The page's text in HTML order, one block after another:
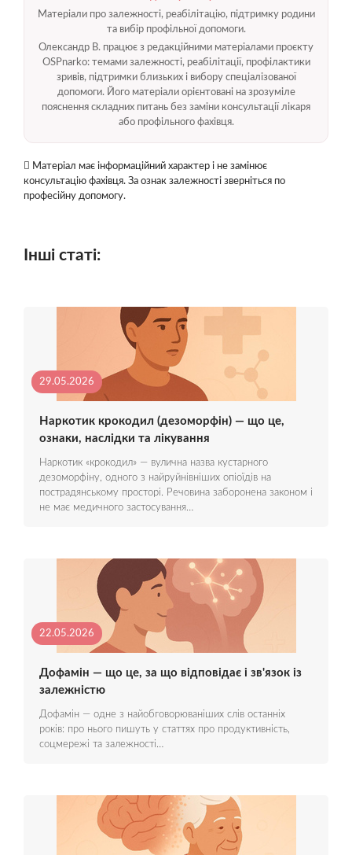
Матеріали про залежності, реабілітацію, підтримку родини
та вибір профільної допомоги.
Олександр В. працює з редакційними матеріалами проєкту
OSPnarko: темами залежності, реабілітації, профілактики
зривів, підтримки близьких і вибору спеціалізованої
допомоги. Його матеріали орієнтовані на зрозуміле
пояснення складних питань без заміни консультації лікаря
або профільного фахівця.
Матеріал має інформаційний характер і не замінює
консультацію фахівця. За ознак залежності зверніться по
професійну допомогу.
Інші статі:
29.05.2026
Наркотик крокодил (дезоморфін) — що це,
ознаки, наслідки та лікування
Наркотик «крокодил» — вулична назва кустарного
дезоморфіну, одного з найруйнівніших опіоїдів на
пострадянському просторі. Речовина заборонена законом і
не має медичного застосування…
22.05.2026
Дофамін — що це, за що відповідає і зв'язок із
залежністю
Дофамін — одне з найобговорюваніших слів останніх
років: про нього пишуть у статтях про продуктивність,
соцмережі та залежності…